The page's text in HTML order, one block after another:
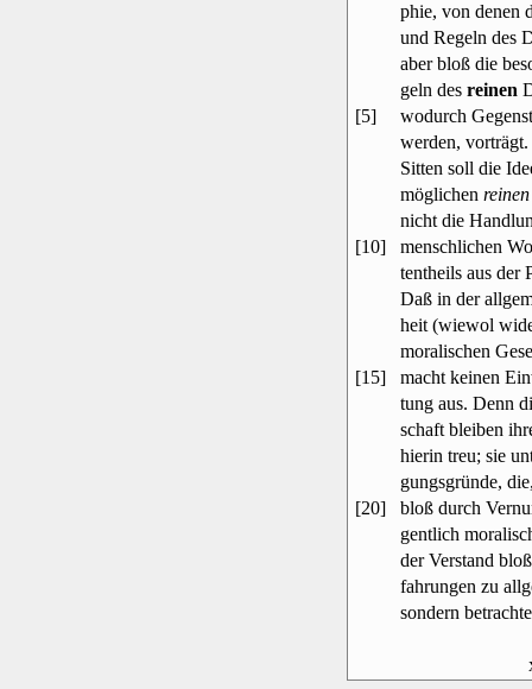
phie, von denen
und Regeln des
aber bloß die
geln desreinen
[5]
wodurch
werden,
Sitten soll die
möglichenreinen
nicht die
[10]
menschlichen
tentheils aus der
Daß in der
heit (wiewol
moralischen
[15]
macht keinen
tung aus. Denn
schaft bleiben
hierin treu; sie
gungsgründe,
[20]
bloß durch
gentlich
der Verstand
fahrungen zu
sondern